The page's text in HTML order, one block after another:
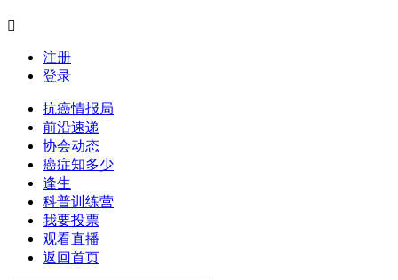
注册
登录
抗癌情报局
前沿速递
协会动态
癌症知多少
逢生
科普训练营
我要投票
观看直播
返回首页